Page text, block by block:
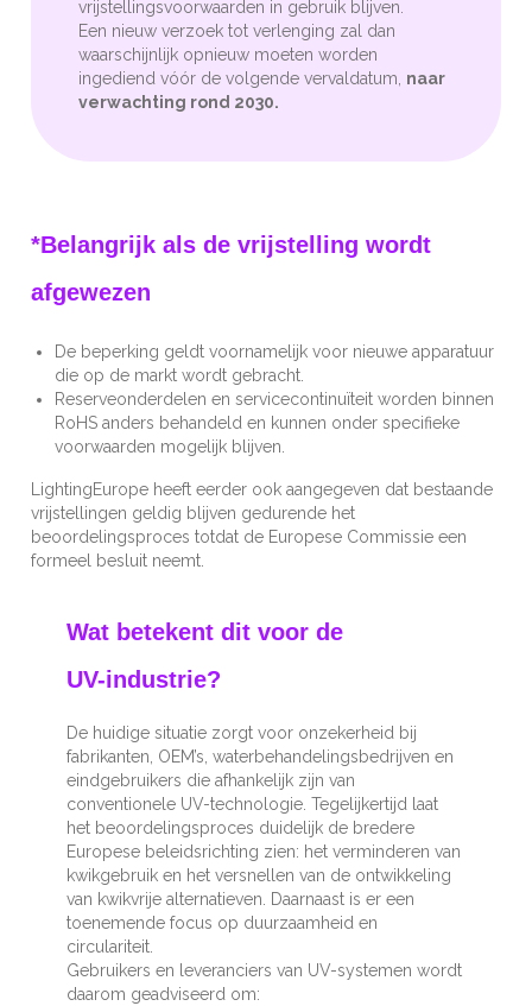
vrijstellingsvoorwaarden in gebruik blijven.
Een nieuw verzoek tot verlenging zal dan
waarschijnlijk opnieuw moeten worden
ingediend vóór de volgende vervaldatum, naar
verwachting rond 2030.
*Belangrijk als de vrijstelling wordt
afgewezen
De beperking geldt voornamelijk voor nieuwe apparatuur
die op de markt wordt gebracht.
Reserveonderdelen en servicecontinuïteit worden binnen
RoHS anders behandeld en kunnen onder specifieke
voorwaarden mogelijk blijven.
LightingEurope heeft eerder ook aangegeven dat bestaande
vrijstellingen geldig blijven gedurende het
beoordelingsproces totdat de Europese Commissie een
formeel besluit neemt.
Wat betekent dit voor de
UV-industrie?
De huidige situatie zorgt voor onzekerheid bij
fabrikanten, OEM’s, waterbehandelingsbedrijven en
eindgebruikers die afhankelijk zijn van
conventionele UV-technologie. Tegelijkertijd laat
het beoordelingsproces duidelijk de bredere
Europese beleidsrichting zien: het verminderen van
kwikgebruik en het versnellen van de ontwikkeling
van kwikvrije alternatieven. Daarnaast is er een
toenemende focus op duurzaamheid en
circulariteit.
Gebruikers en leveranciers van UV-systemen wordt
daarom geadviseerd om: